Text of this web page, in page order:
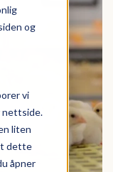
og
vi
nettside.
liten
dette
åpner